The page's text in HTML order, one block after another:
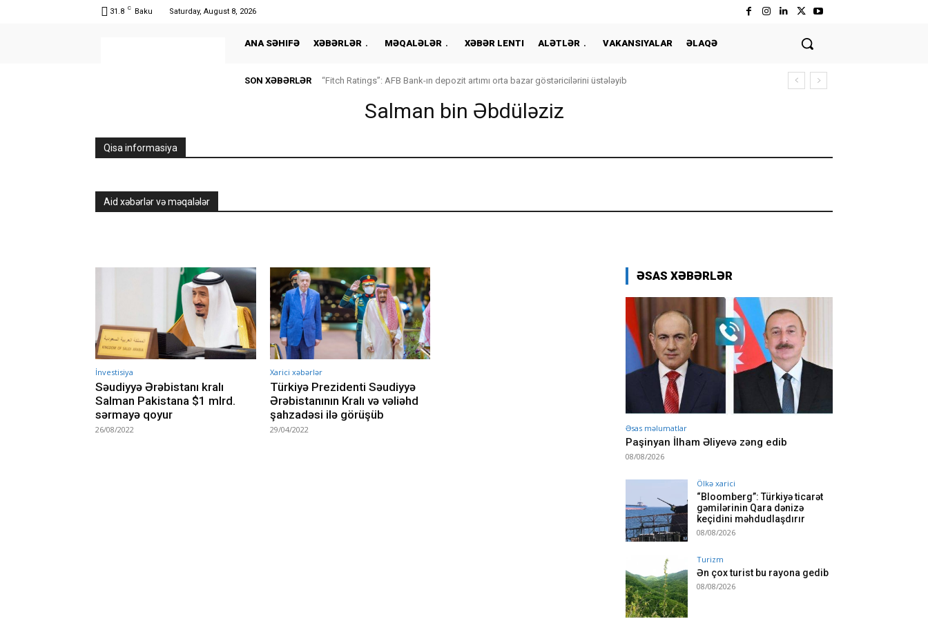
31.8 C Baku Saturday, August 8, 2026
ANA SƏHIFƏ XƏBƏRLƏR MƏQALƏLƏR XƏBƏR LENTI ALƏTLƏR VAKANSIYALAR ƏLAQƏ
SON XƏBƏRLƏR “Fitch Ratings”: AFB Bank-ın depozit artımı orta bazar göstəricilərini üstələyib
Salman bin Əbdüləziz
Qisa informasiya
Aid xəbərlər və məqalələr
İnvestisiya
Səudiyyə Ərəbistanı kralı
Salman Pakistana $1 mlrd.
sərmayə qoyur
26/08/2022
Xarici xəbərlər
Türkiyə Prezidenti Səudiyyə
Ərəbistanının Kralı və vəliəhd
şahzadəsi ilə görüşüb
29/04/2022
ƏSAS XƏBƏRLƏR
Əsas məlumatlar
Paşinyan İlham Əliyevə zəng edib
08/08/2026
Ölkə xarici
“Bloomberg”: Türkiyə ticarət
gəmilərinin Qara dənizə
keçidini məhdudlaşdırır
08/08/2026
Turizm
Ən çox turist bu rayona gedib
08/08/2026